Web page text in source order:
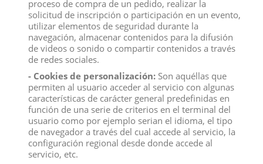
La elegante yegua unicornio Seraphina es un sueño hecho
realidad en morado y rosa. Su elegante pose, los
armoniosos tonos de color y los detalles diseñados con
esmero la convierten en el centro de atención de todos
los fans de los unicornios.
Medidas:4,7 x 15,3 x 10,8 cm
Producto no recomendado para menores de 4 años.
Descripción
proceso de compra de un pedido, realizar la
solicitud de inscripción o participación en un evento,
utilizar elementos de seguridad durante la
navegación, almacenar contenidos para la difusión
de videos o sonido o compartir contenidos a través
de redes sociales.
- Cookies de personalización: Son aquéllas que
permiten al usuario acceder al servicio con algunas
características de carácter general predefinidas en
función de una serie de criterios en el terminal del
usuario como por ejemplo serian el idioma, el tipo
de navegador a través del cual accede al servicio, la
configuración regional desde donde accede al
servicio, etc.